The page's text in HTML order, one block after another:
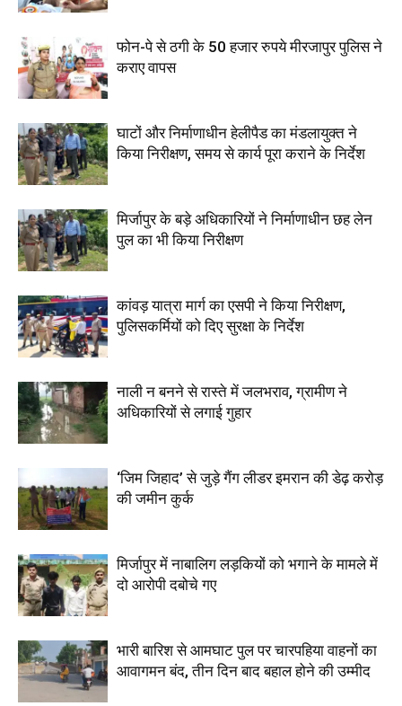
फोन-पे से ठगी के 50 हजार रुपये मीरजापुर पुलिस ने
कराए वापस
घाटों और निर्माणाधीन हेलीपैड का मंडलायुक्त ने
किया निरीक्षण, समय से कार्य पूरा कराने के निर्देश
मिर्जापुर के बड़े अधिकारियों ने निर्माणाधीन छह लेन
पुल का भी किया निरीक्षण
कांवड़ यात्रा मार्ग का एसपी ने किया निरीक्षण,
पुलिसकर्मियों को दिए सुरक्षा के निर्देश
नाली न बनने से रास्ते में जलभराव, ग्रामीण ने
अधिकारियों से लगाई गुहार
‘जिम जिहाद’ से जुड़े गैंग लीडर इमरान की डेढ़ करोड़
की जमीन कुर्क
मिर्जापुर में नाबालिग लड़कियों को भगाने के मामले में
दो आरोपी दबोचे गए
भारी बारिश से आमघाट पुल पर चारपहिया वाहनों का
आवागमन बंद, तीन दिन बाद बहाल होने की उम्मीद